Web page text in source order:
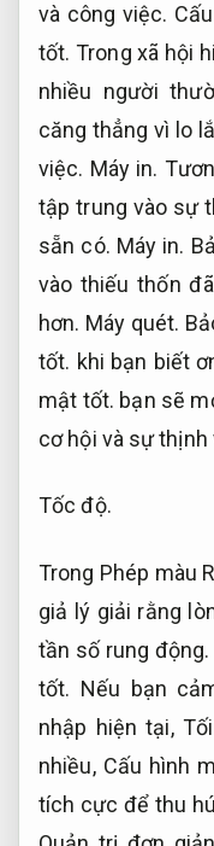
và công việc.
tốt. Trong xã hội
nhiều người
căng thẳng vì lo
việc. Máy in.
tập trung vào sự
sẵn có. Máy in.
vào thiếu thốn
hơn. Máy quét.
tốt. khi bạn biết
mật tốt. bạn sẽ
cơ hội và sự thịnh
Tốc độ.
Trong Phép màu
giả lý giải rằng
tần số rung động.
tốt. Nếu bạn
nhập hiện tại,
nhiều, Cấu hình
tích cực để thu